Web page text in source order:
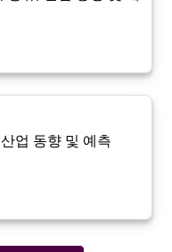
업 동향 및 예측